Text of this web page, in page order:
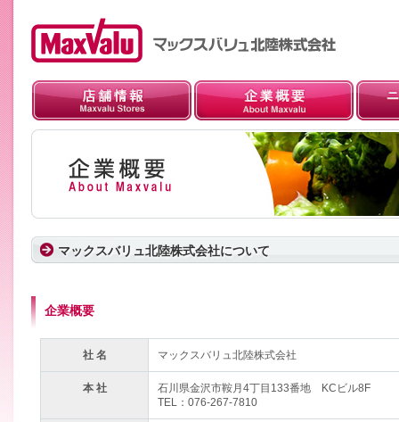
マックスバリュ北陸株式会社について
企業概要
社 名 マックスバリュ北陸株式会社
本 社
石川県金沢市鞍月4丁目133番地 KCビル8F
TEL：076-267-7810